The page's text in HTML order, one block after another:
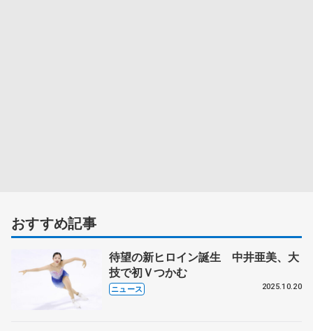
おすすめ記事
待望の新ヒロイン誕生 中井亜美、大
技で初Ｖつかむ
ニュース 2025.10.20